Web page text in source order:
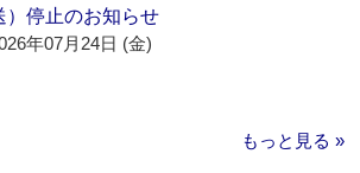
）停止のお知らせ
年07月24日 (金)
もっと見る »